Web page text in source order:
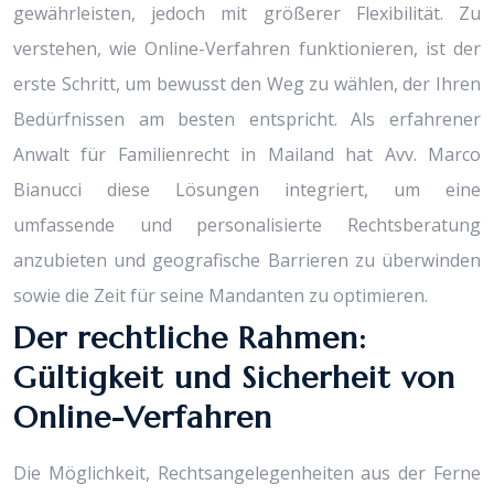
gewährleisten, jedoch mit größerer Flexibilität. Zu
verstehen, wie Online-Verfahren funktionieren, ist der
erste Schritt, um bewusst den Weg zu wählen, der Ihren
Bedürfnissen am besten entspricht. Als erfahrener
Anwalt für Familienrecht in Mailand hat Avv. Marco
Bianucci diese Lösungen integriert, um eine
umfassende und personalisierte Rechtsberatung
anzubieten und geografische Barrieren zu überwinden
sowie die Zeit für seine Mandanten zu optimieren.
Der rechtliche Rahmen:
Gültigkeit und Sicherheit von
Online-Verfahren
Die Möglichkeit, Rechtsangelegenheiten aus der Ferne